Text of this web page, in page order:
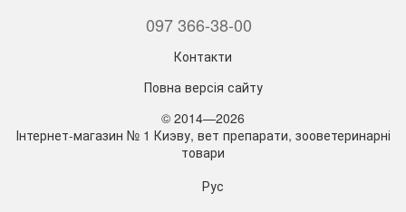
097 366-38-00
Контакти
Повна версія сайту
© 2014—2026
Інтернет-магазин № 1 Киэву, вет препарати, зооветеринарні
товари
Рус